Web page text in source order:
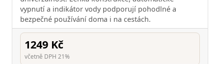
vypnutí a indikátor vody podporují pohodlné a
bezpečné používání doma i na cestách.
1249 Kč
včetně DPH 21%